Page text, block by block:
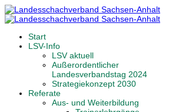
Start
LSV-Info
LSV aktuell
Außerordentlicher
Landesverbandstag 2024
Strategiekonzept 2030
Referate
Aus- und Weiterbildung